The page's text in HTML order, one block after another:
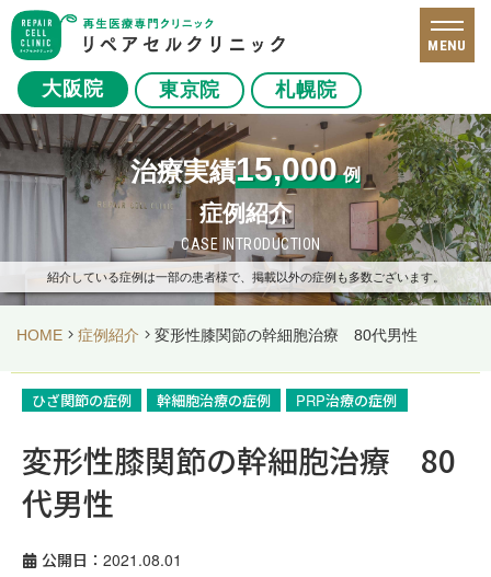
大阪院 東京院 札幌院
MENU
治療実績15,000 例
症例紹介
CASE INTRODUCTION
紹介している症例は一部の患者様で、掲載以外の症例も多数ございます。
HOME 症例紹介 変形性膝関節の幹細胞治療 80代男性
ひざ関節の症例 幹細胞治療の症例 PRP治療の症例
変形性膝関節の幹細胞治療 80
代男性
公開日：2021.08.01